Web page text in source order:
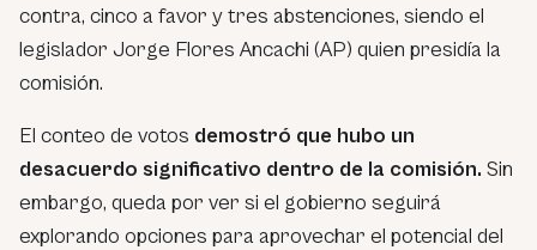
contra, cinco a favor y tres abstenciones, siendo el
legislador Jorge Flores Ancachi (AP) quien presidía la
comisión.
El conteo de votos demostró que hubo un
desacuerdo significativo dentro de la comisión. Sin
embargo, queda por ver si el gobierno seguirá
explorando opciones para aprovechar el potencial del